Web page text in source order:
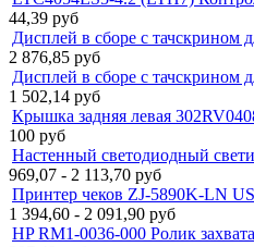
44,39 руб
Дисплей в сборе с тачскрином
2 876,85 руб
Дисплей в сборе с тачскрином
1 502,14 руб
Крышка задняя левая
100 руб
Настенный светодиодный
969,07 - 2 113,70 руб
Принтер чеков ZJ-5890K-LN
1 394,60 - 2 091,90 руб
HP RM1-0036-000 Ролик